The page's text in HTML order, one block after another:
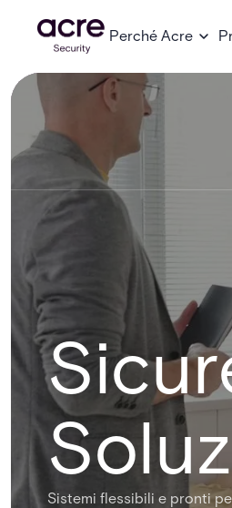
Perché Acre
Sistemi flessibili e pronti